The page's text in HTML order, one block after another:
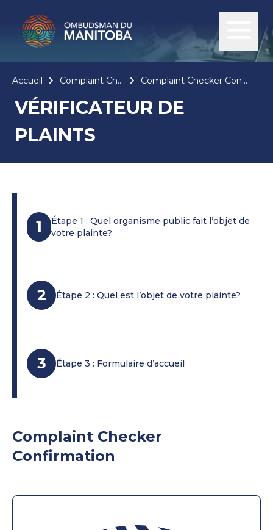
Accueil Complaint Checker Complaint Checker Confirmation
VÉRIFICATEUR DE
PLAINTS
1
Étape 1 : Quel organisme public fait l’objet de
votre plainte?
2 Étape 2 : Quel est l’objet de votre plainte?
3 Étape 3 : Formulaire d’accueil
Complaint Checker
Confirmation